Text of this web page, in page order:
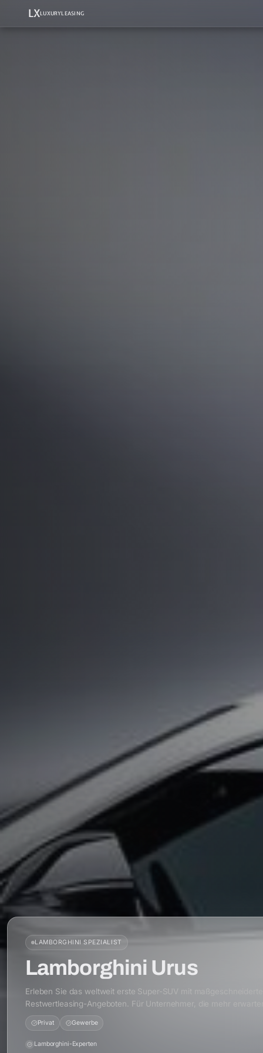
LXLUXURYLEASING
LAMBORGHINI SPEZIALIST
Lamborghini Urus
Erleben Sie das weltweit erste Super-SUV mit maßgeschneiderten
Restwertleasing-Angeboten. Für Unternehmer, die mehr erwarten.
Privat Gewerbe
Lamborghini-Experten